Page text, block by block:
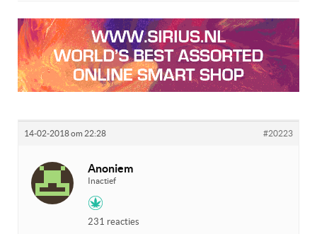
14-02-2018 om 22:28 #20223
Anoniem
Inactief
231 reacties